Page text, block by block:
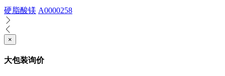
硬脂酸镁 A0000258
×
大包装询价